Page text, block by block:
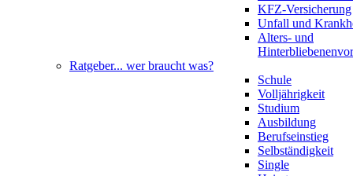
KFZ-Versicherung
Unfall und
Alters- und
Ratgeber... wer braucht was?
Schule
Volljährigkeit
Studium
Ausbildung
Berufseinstieg
Selbständigkeit
Single